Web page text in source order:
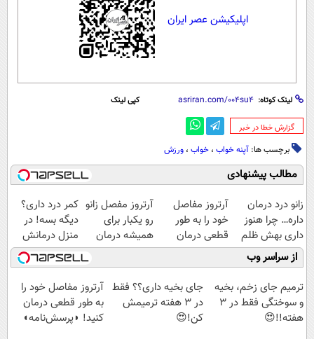
اپلیکیشن عصر ایران
لینک کوتاه: کپی لینک
‌گزارش خطا در خبر
برچسب ها: آپنه خواب ، خواب ، ورزش
مطالب پیشنهادی
زانو درد درمان
داره… چرا هنوز
داری بهش ظلم
می‌کنی؟
آرتروز مفاصل
خود را به طور
قطعی درمان
کنید!
◗پرسش‌نامه◖
آرتروز مفصل زانو
رو یکبار برای
همیشه درمان
کن!
◗پرسش‌نامه◖
کمر درد داری؟
دیگه بسه! در
منزل درمانش
کن
(◀پرسش‌نامه)
از سراسر وب
ترمیم جای زخم، بخیه
و سوختگی فقط در 3
هفته!!😍
جای بخیه داری؟؟ فقط
در 3 هفته ترمیمش
کن!😍
آرتروز مفاصل خود را
به طور قطعی درمان
کنید! ◗پرسش‌نامه◖